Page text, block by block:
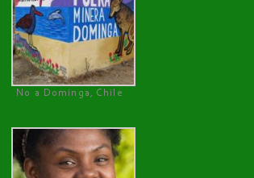
No a Dominga, Chile